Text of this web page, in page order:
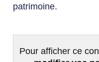
patrimoine.
Pour afficher ce